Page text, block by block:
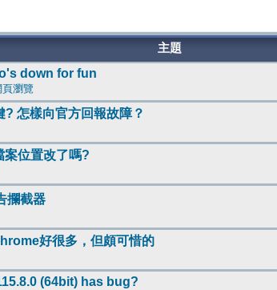
主題
down for fun
瀏覽
? 怎樣向官方回報故障？
位置改了嗎?
攔截器
好很多，但頗可惜的
(64bit) has bug?